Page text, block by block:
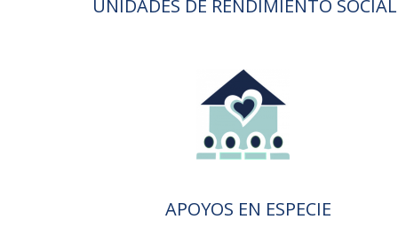
UNIDADES DE RENDIMIENTO SOCIAL
APOYOS EN ESPECIE